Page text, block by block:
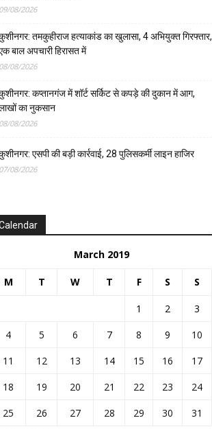
09/08/2026
तमकुहीराज हत्याकांड का खुलासा, 4 अभियुक्त गिरफ्तार,
बाल अपचारी हिरासत में
08/08/2026
कप्तानगंज में शॉर्ट सर्किट से कपड़े की दुकान में आग,
का नुकसान
08/08/2026
एसपी की बड़ी कार्रवाई, 28 पुलिसकर्मी लाइन हाजिर
07/08/2026
March 2019
M T W T F S S
1 2
3
4
5 6 7 8 9
10
11
12 13 14 15 16
17
18
19 20 21 22 23
24
25
26 27 28 29 30
31